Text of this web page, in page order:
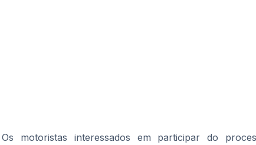
Os motoristas interessados em participar do